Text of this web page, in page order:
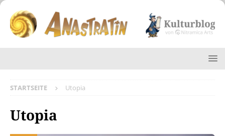
STARTSEITE Utopia
Utopia